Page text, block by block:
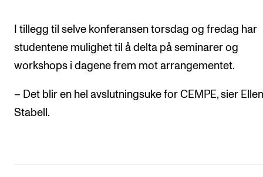
I tillegg til selve konferansen torsdag og fredag har
studentene mulighet til å delta på seminarer og
workshops i dagene frem mot arrangementet.
– Det blir en hel avslutningsuke for CEMPE, sier Ellen
Stabell.